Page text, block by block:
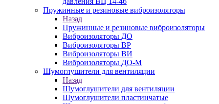
Пружинные и резиновые виброизоляторы
Назад
Пружинные и резиновые виброизоляторы
Виброизоляторы ДО
Виброизоляторы ВР
Виброизоляторы ВИ
Виброизоляторы ДО-М
Шумоглушители для вентиляции
Назад
Шумоглушители для вентиляции
Шумоглушители пластинчатые